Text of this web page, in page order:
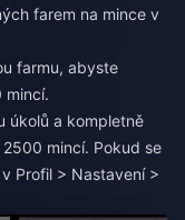
farem na mince v
farmu, abyste
mincí.
úkolů a kompletně
mincí. Pokud se
Profil > Nastavení >